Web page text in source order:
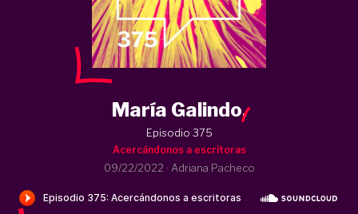
María Galindo.
Episodio 375
Acercándonos a escritoras
09/22/2022 · Adriana Pacheco